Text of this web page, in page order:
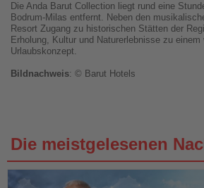
Die Anda Barut Collection liegt rund eine
Bodrum-Milas entfernt. Neben den
Resort Zugang zu historischen Stätten der
Erholung, Kultur und Naturerlebnisse zu
Urlaubskonzept.
Bildnachweis: © Barut Hotels
Die meistgelesenen